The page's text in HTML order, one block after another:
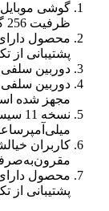
ظرفیت 256 گیگابایت از جمله محصولات برند شیائومی
محصول
پشتیبانی از تکنولوژی 5 جی
دوربین سلفی این
مجهز شده
کاربران
محصول
پشتیبانی از تکنولوژی 5 جی